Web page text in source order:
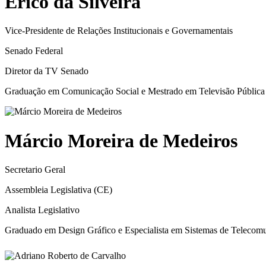
Vice-Presidente de Relações Institucionais e Governamentais
Senado Federal
Diretor da TV Senado
Graduação em Comunicação Social e Mestrado em Televisão Pública
Márcio Moreira de Medeiros
Secretario Geral
Assembleia Legislativa (CE)
Analista Legislativo
Graduado em Design Gráfico e Especialista em Sistemas de